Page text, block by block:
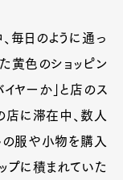
毎日のように通っ
黄色のショッピン
イヤーか」と店のス
店に滞在中、数人
の服や小物を購入
プに積まれていた